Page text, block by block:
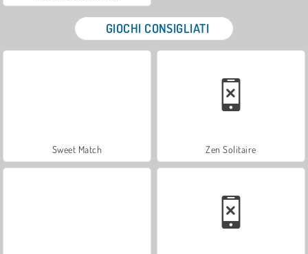
GIOCHI CONSIGLIATI
Sweet Match Zen Solitaire